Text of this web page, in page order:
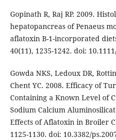
Gopinath R, Raj RP. 2009.
hepatopancreas of Penaeus
aflatoxin B-1-incorporated
40(11), 1235-1242. doi:
Gowda NKS, Ledoux DR,
Chent YC. 2008. Efficacy of
Containing a Known Level of
Sodium Calcium
Effects of Aflatoxin in Broiler
1125-1130. doi: 10.3382/